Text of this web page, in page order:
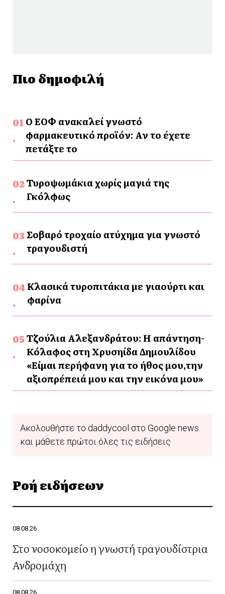
Πιο δημοφιλή
Ο ΕΟΦ ανακαλεί γνωστό
φαρμακευτικό προϊόν: Αν το έχετε
πετάξτε το
Τυροψωμάκια χωρίς μαγιά της
Γκόλφως
Σοβαρό τροχαίο ατύχημα για γνωστό
τραγουδιστή
Κλασικά τυροπιτάκια με γιαούρτι και
φαρίνα
Τζούλια Αλεξανδράτου: Η απάντηση-
Κόλαφος στη Χρυσηίδα Δημουλίδου
«Είμαι περήφανη για το ήθος μου,την
αξιοπρέπειά μου και την εικόνα μου»
Ακολουθήστε το daddycool στο Google news
και μάθετε πρώτοι όλες τις ειδήσεις
Ροή ειδήσεων
08.08.26
Στο νοσοκομείο η γνωστή τραγουδίστρια
Ανδρομάχη
08.08.26